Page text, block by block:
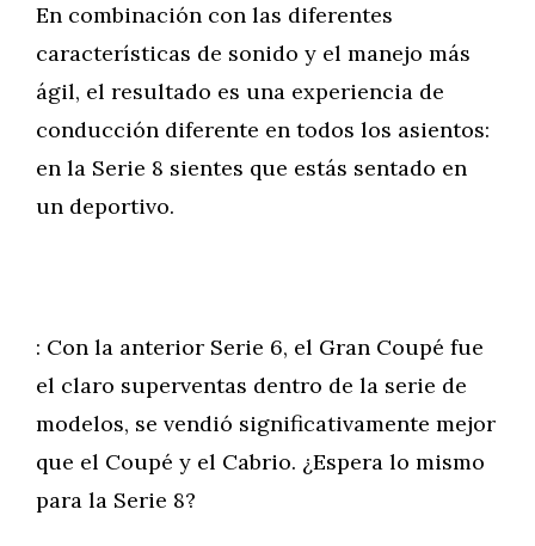
En combinación con las diferentes
características de sonido y el manejo más
ágil, el resultado es una experiencia de
conducción diferente en todos los asientos:
en la Serie 8 sientes que estás sentado en
un deportivo.
: Con la anterior Serie 6, el Gran Coupé fue
el claro superventas dentro de la serie de
modelos, se vendió significativamente mejor
que el Coupé y el Cabrio. ¿Espera lo mismo
para la Serie 8?